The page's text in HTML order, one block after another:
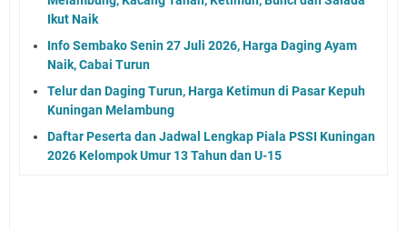
Ikut Naik
Info Sembako Senin 27 Juli 2026, Harga Daging Ayam
Naik, Cabai Turun
Telur dan Daging Turun, Harga Ketimun di Pasar Kepuh
Kuningan Melambung
Daftar Peserta dan Jadwal Lengkap Piala PSSI Kuningan
2026 Kelompok Umur 13 Tahun dan U-15